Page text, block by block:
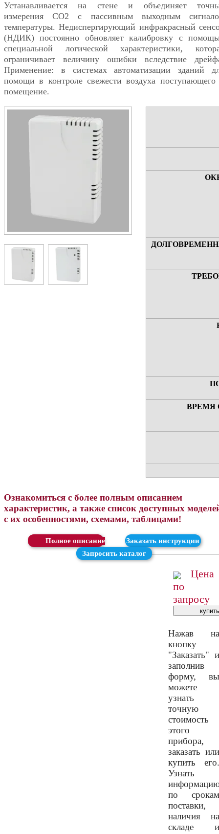
Устанавливается на стене и объединяет
измерения СО2 с пассивным выходным
температуры. Недиспергирующий инфракрасный
(НДИК) постоянно обновляет калибровку с
специальной логической характеристики,
ограничивает величину ошибки вследствие
Применение: в системах автоматизации зданий
помощи в контроле свежести воздуха поступающего
помещение.
ВРЕМЯ
Ознакомиться с более полным описанием
характеристик, а также список доступных
с их особенностями, схемами, таблицами!
Скачать
Заказать инструкции
Запросить каталог
Цена
по
запросу
Нажав на
кнопку
"Заказать" и
заполнив
форму, вы
можете
узнать
точную
стоимость
этого
прибора,
заказать или
купить его.
Узнать
по срокам
поставки,
наличия на
складе и